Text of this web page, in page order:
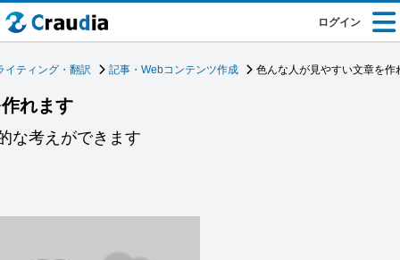
ログイン
イティング・翻訳 記事・Webコンテンツ作成 色んな人が見やすい文章を作
れます
な考えができます